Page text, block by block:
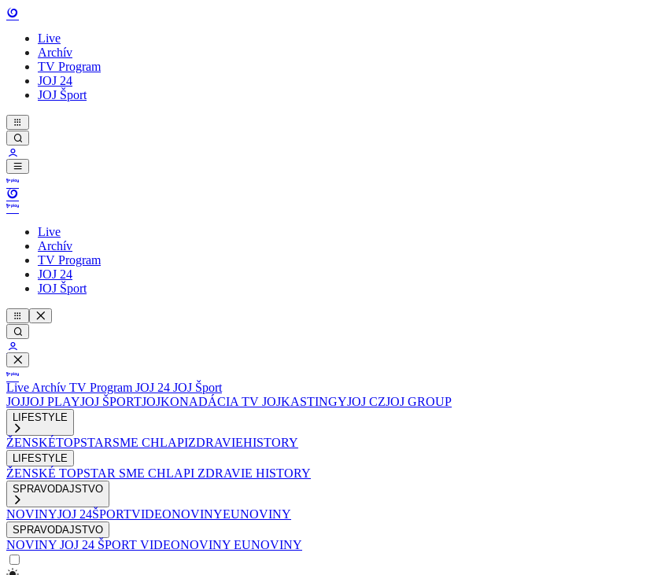
Live
Archív
TV Program
JOJ 24
JOJ Šport
Live
Archív
TV Program
JOJ 24
JOJ Šport
Live Archív TV Program JOJ 24 JOJ Šport
JOJJOJ PLAYJOJ ŠPORTJOJKONADÁCIA TV JOJKASTINGYJOJ CZJOJ GROUP
LIFESTYLE
ŽENSKÉTOPSTARSME CHLAPIZDRAVIEHISTORY
LIFESTYLE
ŽENSKÉ TOPSTAR SME CHLAPI ZDRAVIE HISTORY
SPRAVODAJSTVO
NOVINYJOJ 24ŠPORTVIDEONOVINYEUNOVINY
SPRAVODAJSTVO
NOVINY JOJ 24 ŠPORT VIDEONOVINY EUNOVINY